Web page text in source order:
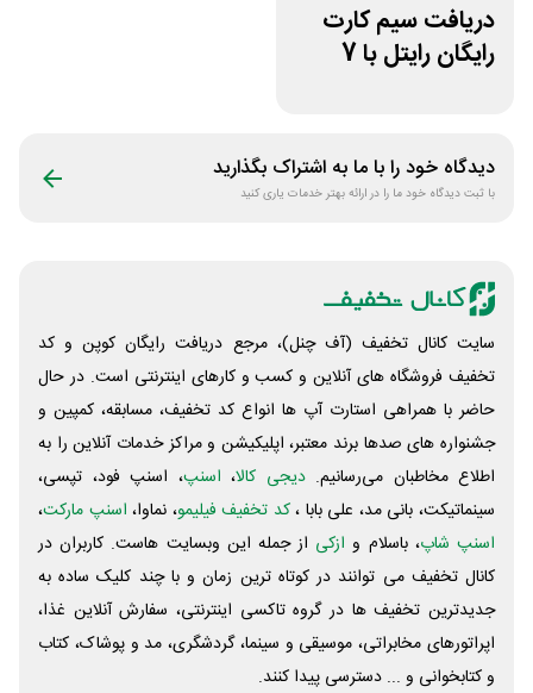
دریافت سیم کارت
رایگان رایتل با 7
دیدگاه خود را با ما به اشتراک بگذارید
با ثبت دیدگاه خود ما را در ارائه بهتر خدمات یاری کنید
سایت کانال تخفیف (آف چنل)، مرجع دریافت رایگان کوپن و کد
تخفیف فروشگاه های آنلاین و کسب و‌ کارهای اینترنتی است. در حال
حاضر با همراهی استارت آپ ها انواع کد تخفیف، مسابقه، کمپین و
جشنواره های صدها برند معتبر، اپلیکیشن و مراکز خدمات آنلاین را به
اطلاع مخاطبان می‌رسانیم. دیجی کالا، اسنپ، اسنپ فود، تپسی،
سینماتیکت، بانی مد، علی‌ بابا ،کد تخفیف فیلیمو، نماوا، اسنپ مارکت،
اسنپ شاپ، باسلام و ازکی از جمله این وبسایت ‌هاست. کاربران در
کانال تخفیف می توانند در کوتاه ترین زمان و با چند کلیک ساده به
جدیدترین تخفیف ها در گروه تاکسی اینترنتی، سفارش آنلاین غذا،
اپراتورهای مخابراتی، موسیقی و سینما، گردشگری، مد و پوشاک، کتاب
و کتابخوانی و ... دسترسی پیدا کنند.